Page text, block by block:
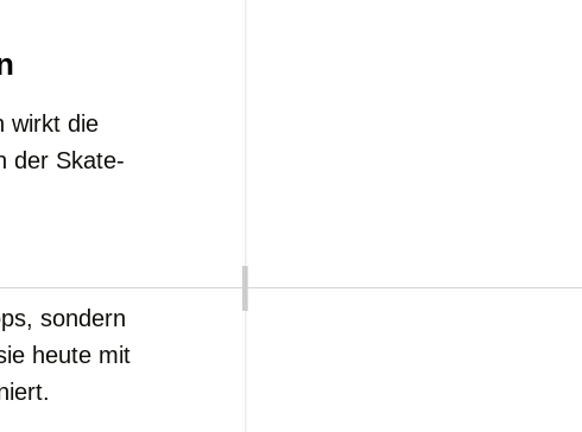
wirkt die
der Skate-
sondern
heute mit